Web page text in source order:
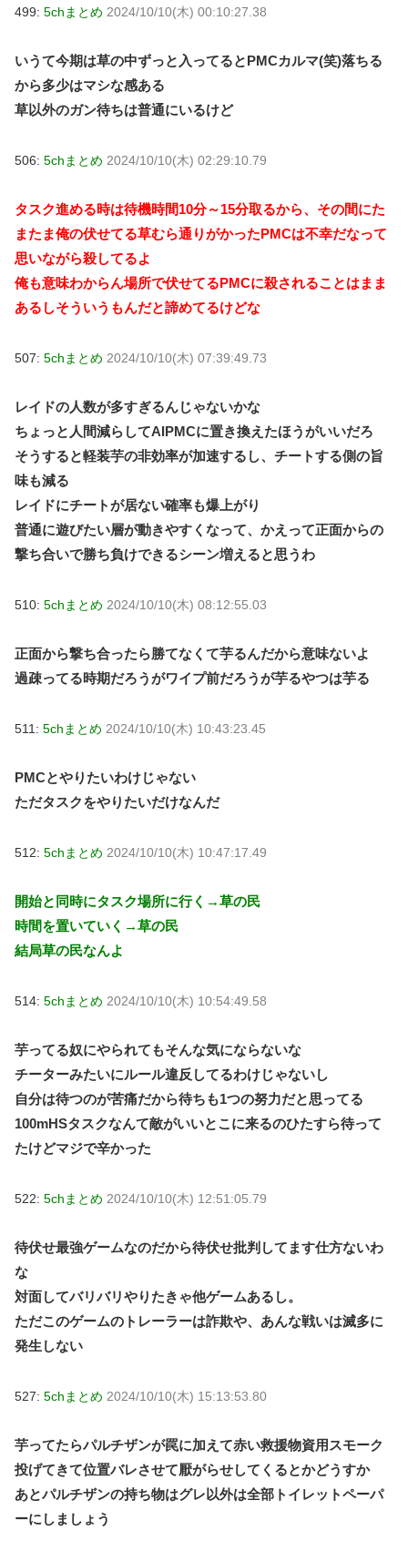
499: 5chまとめ 2024/10/10(木) 00:10:27.38
いうて今期は草の中ずっと入ってるとPMCカルマ(笑)落ちる
から多少はマシな感ある
草以外のガン待ちは普通にいるけど
506: 5chまとめ 2024/10/10(木) 02:29:10.79
タスク進める時は待機時間10分～15分取るから、その間にた
またま俺の伏せてる草むら通りがかったPMCは不幸だなって
思いながら殺してるよ
俺も意味わからん場所で伏せてるPMCに殺されることはまま
あるしそういうもんだと諦めてるけどな
507: 5chまとめ 2024/10/10(木) 07:39:49.73
レイドの人数が多すぎるんじゃないかな
ちょっと人間減らしてAIPMCに置き換えたほうがいいだろ
そうすると軽装芋の非効率が加速するし、チートする側の旨
味も減る
レイドにチートが居ない確率も爆上がり
普通に遊びたい層が動きやすくなって、かえって正面からの
撃ち合いで勝ち負けできるシーン増えると思うわ
510: 5chまとめ 2024/10/10(木) 08:12:55.03
正面から撃ち合ったら勝てなくて芋るんだから意味ないよ
過疎ってる時期だろうがワイプ前だろうが芋るやつは芋る
511: 5chまとめ 2024/10/10(木) 10:43:23.45
PMCとやりたいわけじゃない
ただタスクをやりたいだけなんだ
512: 5chまとめ 2024/10/10(木) 10:47:17.49
開始と同時にタスク場所に行く→草の民
時間を置いていく→草の民
結局草の民なんよ
514: 5chまとめ 2024/10/10(木) 10:54:49.58
芋ってる奴にやられてもそんな気にならないな
チーターみたいにルール違反してるわけじゃないし
自分は待つのが苦痛だから待ちも1つの努力だと思ってる
100mHSタスクなんて敵がいいとこに来るのひたすら待って
たけどマジで辛かった
522: 5chまとめ 2024/10/10(木) 12:51:05.79
待伏せ最強ゲームなのだから待伏せ批判してます仕方ないわ
な
対面してバリバリやりたきゃ他ゲームあるし。
ただこのゲームのトレーラーは詐欺や、あんな戦いは滅多に
発生しない
527: 5chまとめ 2024/10/10(木) 15:13:53.80
芋ってたらパルチザンが罠に加えて赤い救援物資用スモーク
投げてきて位置バレさせて厭がらせしてくるとかどうすか
あとパルチザンの持ち物はグレ以外は全部トイレットペーパ
ーにしましょう